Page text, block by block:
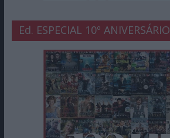
Ed. ESPECIAL 10º ANIVERSÁRIO